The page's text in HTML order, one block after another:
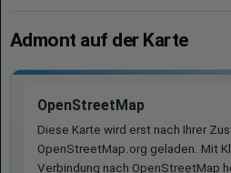
Admont auf der Karte
OpenStreetMap
Diese Karte wird erst nach Ihrer
OpenStreetMap.org geladen. Mit
Verbindung nach OpenStreetMap